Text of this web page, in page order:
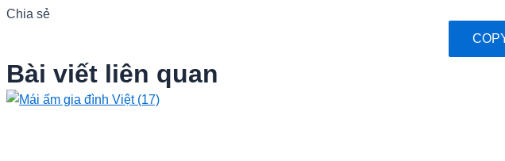
Chia sẻ
Bài viết liên quan